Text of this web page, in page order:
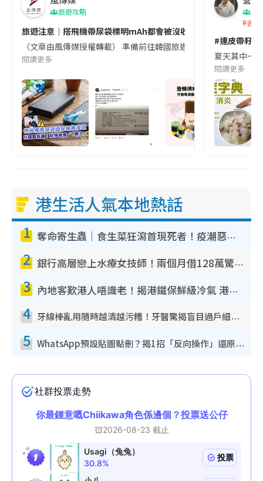
旅遊攻略
旅遊注意｜搭飛機帶尿袋標明mAh都會被沒收😱出發前切記檢查
（文章由風傳媒授權轉載） 準備前往韓國旅遊的民眾，近期要
閱讀更多
香港
#連皮帶籽
夏天其中一
閱讀更多
港生活人氣本地熱話
1 奪命寄生蟲｜食生菜狂瀉首現死者！疫潮惡化錄1.8萬宗病例 揭洗菜3大謬誤
2 銀行高層戀上水療女技師！兩個月借128萬驚覺「沉船」沉落火海 揭背後疑似邪教操控賣淫
3 內地客歎港人唔識老！揭港鐵保鮮級冷氣 港人求放過：咪投訴
4 牙線棒亂用隨時越清越污糟！牙醫驚揭盲目過戶細菌恐致蛀牙：呢種先係日常真保養
5 WhatsApp預設貼圖點刪？揭1招「反向操作」還原簡潔介面 附3步實測教學